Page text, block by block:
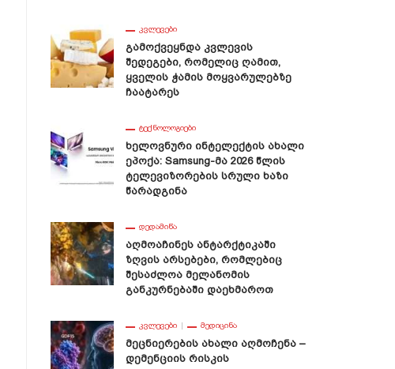
ᲙᲕᲚᲔᲕᲔᲑᲘ
Გამოქვეყნდა Კვლევის
Შედეგები, Რომელიც Ღამით,
Ყველის Ჭამის Მოყვარულებზე
Ჩაატარეს
ᲢᲔᲥᲜᲝᲚᲝᲒᲘᲔᲑᲘ
Ხელოვნური Ინტელექტის Ახალი
Ეპოქა: Samsung-Მა 2026 Წლის
Ტელევიზორების Სრული Ხაზი
Წარადგინა
ᲓᲔᲓᲐᲛᲘᲬᲐ
Აღმოაჩინეს Ანტარქტიკაში
Ზღვის Არსებები, Რომლებიც
Შესაძლოა Მელანომის
Განკურნებაში Დაეხმაროთ
ᲙᲕᲚᲔᲕᲔᲑᲘ ᲛᲔᲓᲘᲪᲘᲜᲐ
Მეცნიერების Ახალი Აღმოჩენა –
Დემენციის Რისკის